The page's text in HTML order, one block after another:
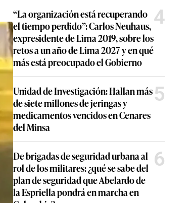
“La organización está recuperando
el tiempo perdido”: Carlos Neuhaus,
expresidente de Lima 2019, sobre los
retos a un año de Lima 2027 y en qué
más está preocupado el Gobierno
4
Unidad de Investigación: Hallan más
de siete millones de jeringas y
medicamentos vencidos en Cenares
del Minsa
5
De brigadas de seguridad urbana al
rol de los militares: ¿qué se sabe del
plan de seguridad que Abelardo de
la Espriella pondrá en marcha en
6